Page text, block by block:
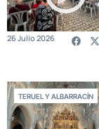
26 Julio 2026
TERUEL Y ALBARRACÍN